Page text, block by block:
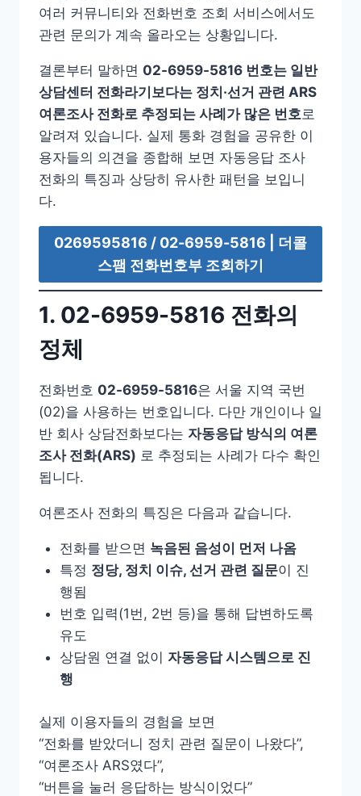
여러 커뮤니티와 전화번호 조회 서비스에서도
관련 문의가 계속 올라오는 상황입니다.
결론부터 말하면 02-6959-5816 번호는 일반
상담센터 전화라기보다는 정치·선거 관련 ARS
여론조사 전화로 추정되는 사례가 많은 번호로
알려져 있습니다. 실제 통화 경험을 공유한 이
용자들의 의견을 종합해 보면 자동응답 조사
전화의 특징과 상당히 유사한 패턴을 보입니
다.
0269595816 / 02-6959-5816 | 더콜
스팸 전화번호부 조회하기
1. 02-6959-5816 전화의
정체
전화번호 02-6959-5816은 서울 지역 국번
(02)을 사용하는 번호입니다. 다만 개인이나 일
반 회사 상담전화보다는 자동응답 방식의 여론
조사 전화(ARS) 로 추정되는 사례가 다수 확인
됩니다.
여론조사 전화의 특징은 다음과 같습니다.
전화를 받으면 녹음된 음성이 먼저 나옴
특정 정당, 정치 이슈, 선거 관련 질문이 진
행됨
번호 입력(1번, 2번 등)을 통해 답변하도록
유도
상담원 연결 없이 자동응답 시스템으로 진
행
실제 이용자들의 경험을 보면
“전화를 받았더니 정치 관련 질문이 나왔다”,
“여론조사 ARS였다”,
“버튼을 눌러 응답하는 방식이었다”